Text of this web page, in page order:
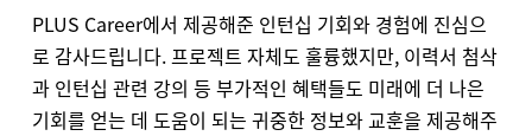
PLUS Career에서 제공해준 인턴십 기회와 경험에 진심으
로 감사드립니다. 프로젝트 자체도 훌륭했지만, 이력서 첨삭
과 인턴십 관련 강의 등 부가적인 혜택들도 미래에 더 나은
기회를 얻는 데 도움이 되는 귀중한 정보와 교훈을 제공해주